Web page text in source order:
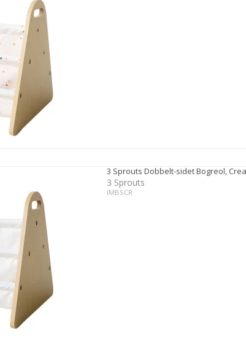
3 Sprouts Dobbelt-sidet Bogreol,
3 Sprouts
IMBSCR